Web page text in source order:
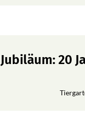
Jubiläum: 20